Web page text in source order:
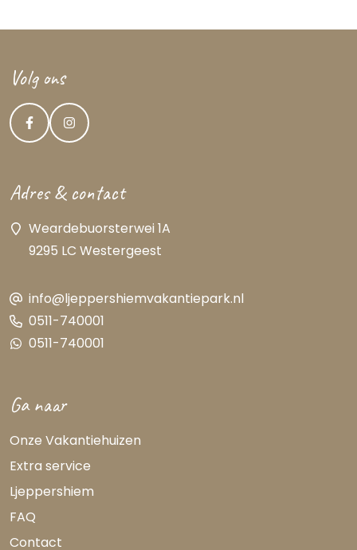
Volg ons
Adres & contact
Weardebuorsterwei 1A
9295 LC Westergeest
info@ljeppershiemvakantiepark.nl
0511-740001
0511-740001
Ga naar
Onze Vakantiehuizen
Extra service
Ljeppershiem
FAQ
Contact